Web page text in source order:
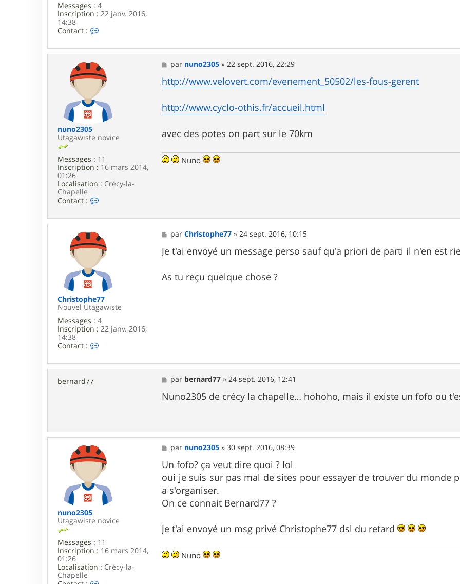
Messages : 4
Inscription : 22 janv. 2016,
14:38
Contact :
n
t
c
t
e
C
h
r
s
p
h
7
nuno2305
Utagawiste novice
Messages : 11
Inscription : 16 mars 2014,
01:26
Localisation : Crécy-la-
Chapelle
Contact :
t
c
t
e
n
u
n
o
2
0
5
M
e
s
s
g
e
par nuno2305 »22 sept. 2016, 22:29
http://www.velovert.com/evenement_50502/les-fous-gerent
http://www.cyclo-othis.fr/accueil.html
avec des potes on part sur le 70km
Nuno
Christophe77
Nouvel Utagawiste
Messages : 4
Inscription : 22 janv. 2016,
14:38
Contact :
n
t
r
s
t
o
p
h
e
7
7
M
e
s
s
g
e
parChristophe77 »24 sept. 2016, 10:15
Je t'ai envoyé un message perso sauf qu'a priori de parti il n'en est
As tu reçu quelque chose ?
bernard77
M
e
s
s
par bernard77 »24 sept. 2016, 12:41
Nuno2305 de crécy la chapelle… hohoho, mais il existe un fofo ou
nuno2305
Utagawiste novice
Messages : 11
Inscription : 16 mars 2014,
01:26
Localisation : Crécy-la-
Chapelle
M
e
s
s
a
g
e
par nuno2305 »30 sept. 2016, 08:39
Un fofo? ça veut dire quoi ? lol
oui je suis sur pas mal de sites pour essayer de trouver du monde
a s'organiser.
On ce connait Bernard77 ?
Je t'ai envoyé un msg privé Christophe77 dsl du retard
Nuno